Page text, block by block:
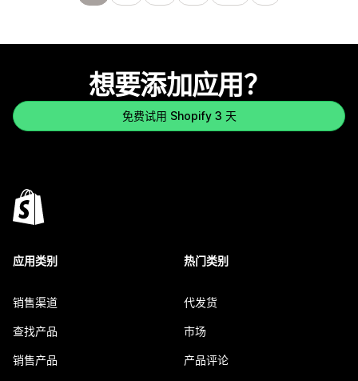
想要添加应用？
免费试用 Shopify 3 天
应用类别
销售渠道
查找产品
销售产品
热门类别
代发货
市场
产品评论